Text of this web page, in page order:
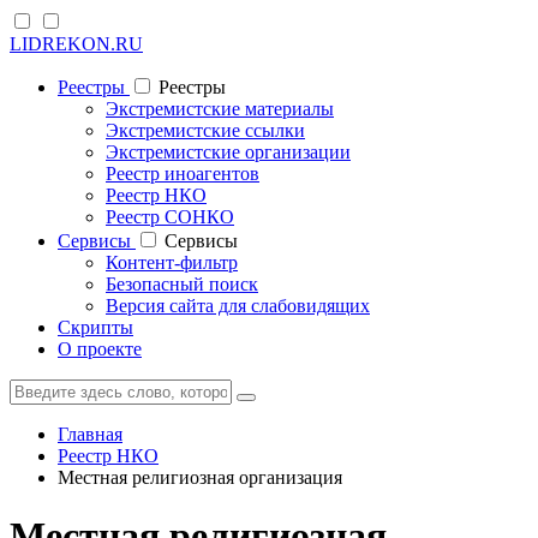
LIDREKON.RU
Реестры
Реестры
Экстремистские материалы
Экстремистские ссылки
Экстремистские организации
Реестр иноагентов
Реестр НКО
Реестр СОНКО
Cервисы
Cервисы
Контент-фильтр
Безопасный поиск
Версия сайта для слабовидящих
Скрипты
О проекте
Главная
Реестр НКО
Местная религиозная организация